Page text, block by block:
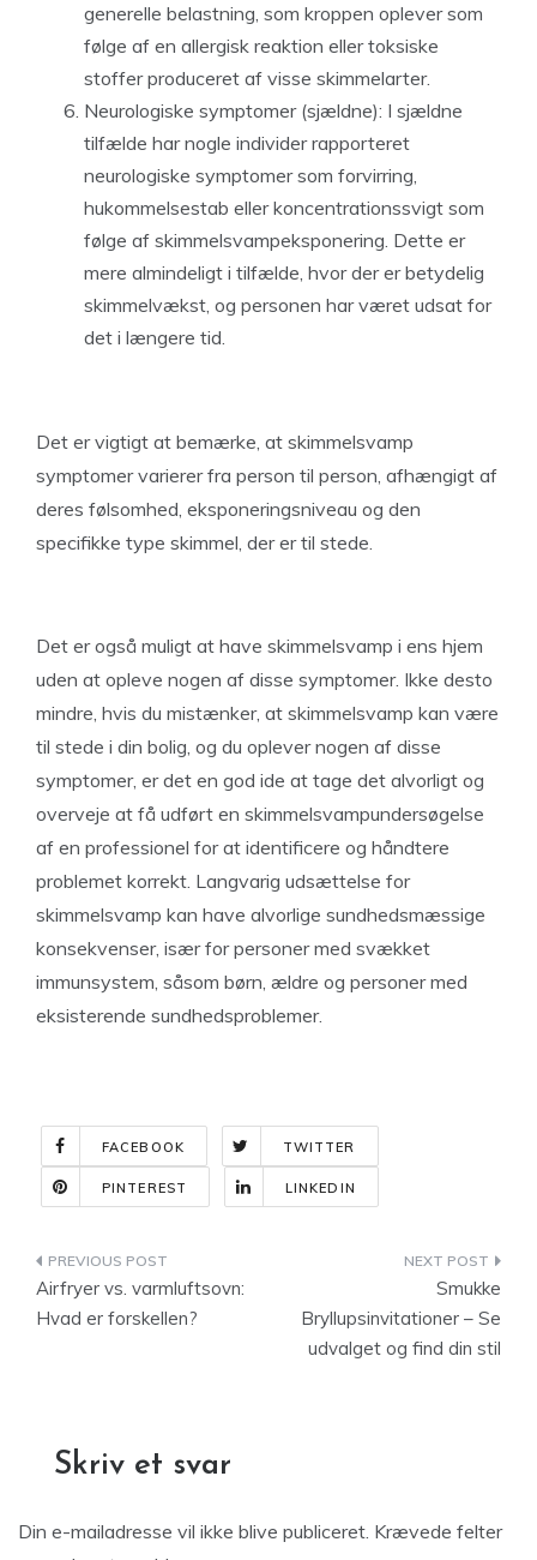
generelle belastning, som kroppen oplever som
følge af en allergisk reaktion eller toksiske
stoffer produceret af visse skimmelarter.
Neurologiske symptomer (sjældne): I sjældne
tilfælde har nogle individer rapporteret
neurologiske symptomer som forvirring,
hukommelsestab eller koncentrationssvigt som
følge af skimmelsvampeksponering. Dette er
mere almindeligt i tilfælde, hvor der er betydelig
skimmelvækst, og personen har været udsat for
det i længere tid.
Det er vigtigt at bemærke, at skimmelsvamp
symptomer varierer fra person til person, afhængigt af
deres følsomhed, eksponeringsniveau og den
specifikke type skimmel, der er til stede.
Det er også muligt at have skimmelsvamp i ens hjem
uden at opleve nogen af ​​disse symptomer. Ikke desto
mindre, hvis du mistænker, at skimmelsvamp kan være
til stede i din bolig, og du oplever nogen af ​​disse
symptomer, er det en god ide at tage det alvorligt og
overveje at få udført en skimmelsvampundersøgelse
af en professionel for at identificere og håndtere
problemet korrekt. Langvarig udsættelse for
skimmelsvamp kan have alvorlige sundhedsmæssige
konsekvenser, især for personer med svækket
immunsystem, såsom børn, ældre og personer med
eksisterende sundhedsproblemer.
FACEBOOK TWITTER
PINTEREST LINKEDIN
Indlægsnavigation
Airfryer vs. varmluftsovn:
Hvad er forskellen?
Smukke
Bryllupsinvitationer – Se
udvalget og find din stil
Skriv et svar
Din e-mailadresse vil ikke blive publiceret. Krævede felter